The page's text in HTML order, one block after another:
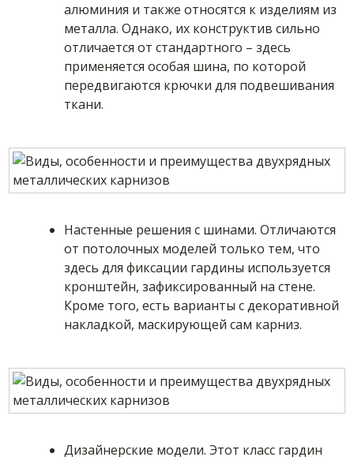
алюминия и также относятся к изделиям из
металла. Однако, их конструктив сильно
отличается от стандартного – здесь
применяется особая шина, по которой
передвигаются крючки для подвешивания
ткани.
Настенные решения с шинами. Отличаются
от потолочных моделей только тем, что
здесь для фиксации гардины используется
кронштейн, зафиксированный на стене.
Кроме того, есть варианты с декоративной
накладкой, маскирующей сам карниз.
Дизайнерские модели. Этот класс гардин